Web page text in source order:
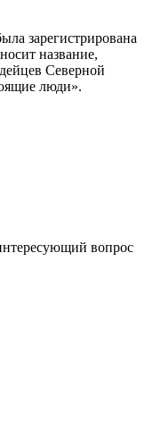
зарегистрирована
название,
Северной
люди».
вопрос